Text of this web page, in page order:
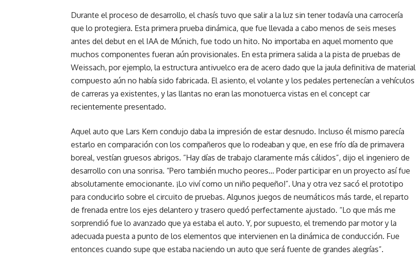
Durante el proceso de desarrollo, el chasís tuvo que salir a la luz sin tener todavía una carrocería
que lo protegiera. Esta primera prueba dinámica, que fue llevada a cabo menos de seis meses
antes del debut en el IAA de Múnich, fue todo un hito. No importaba en aquel momento que
muchos componentes fueran aún provisionales. En esta primera salida a la pista de pruebas de
Weissach, por ejemplo, la estructura antivuelco era de acero dado que la jaula definitiva de material
compuesto aún no había sido fabricada. El asiento, el volante y los pedales pertenecían a vehículos
de carreras ya existentes, y las llantas no eran las monotuerca vistas en el concept car
recientemente presentado.
Aquel auto que Lars Kern condujo daba la impresión de estar desnudo. Incluso él mismo parecía
estarlo en comparación con los compañeros que lo rodeaban y que, en ese frío día de primavera
boreal, vestían gruesos abrigos. “Hay días de trabajo claramente más cálidos”, dijo el ingeniero de
desarrollo con una sonrisa. “Pero también mucho peores… Poder participar en un proyecto así fue
absolutamente emocionante. ¡Lo viví como un niño pequeño!”. Una y otra vez sacó el prototipo
para conducirlo sobre el circuito de pruebas. Algunos juegos de neumáticos más tarde, el reparto
de frenada entre los ejes delantero y trasero quedó perfectamente ajustado. “Lo que más me
sorprendió fue lo avanzado que ya estaba el auto. Y, por supuesto, el tremendo par motor y la
adecuada puesta a punto de los elementos que intervienen en la dinámica de conducción. Fue
entonces cuando supe que estaba naciendo un auto que será fuente de grandes alegrías”.